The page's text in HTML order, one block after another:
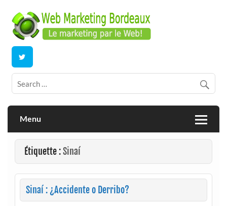
content
Webmarketing Bordeaux
E-commerce | ERP/CRM Dolibarr | Bordeaux
Menu
Étiquette :Sinaí
Sinaí : ¿Accidente o Derribo?